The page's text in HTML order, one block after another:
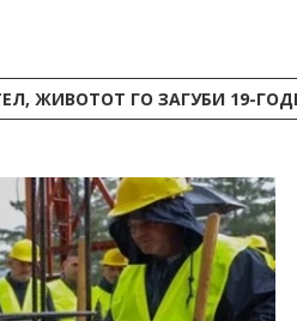
ЖИВОТОТ ГО ЗАГУБИ 19-